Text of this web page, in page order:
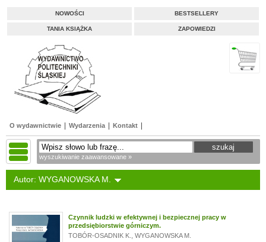
NOWOŚCI BESTSELLERY
TANIA KSIĄŻKA ZAPOWIEDZI
O wydawnictwie Wydarzenia Kontakt
wyszukiwanie zaawansowane »
Autor: WYGANOWSKA M.
Czynnik ludzki w efektywnej i bezpiecznej pracy w
przedsiębiorstwie górniczym.
TOBÓR-OSADNIK K.
WYGANOWSKA M.